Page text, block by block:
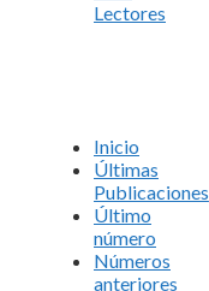
Lectores
Inicio
Últimas
Publicaciones
Último
número
Números
anteriores